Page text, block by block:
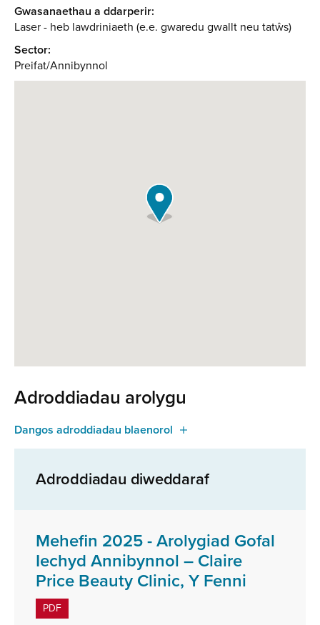
Gwasanaethau a ddarperir:
Laser - heb lawdriniaeth (e.e. gwaredu gwallt neu tatŵs)
Sector:
Preifat/Annibynnol
Adroddiadau arolygu
Dangos adroddiadau blaenorol
Adroddiadau diweddaraf
Mehefin 2025 - Arolygiad Gofal
Iechyd Annibynnol – Claire
Price Beauty Clinic, Y Fenni
PDF